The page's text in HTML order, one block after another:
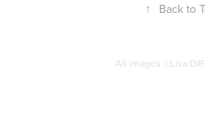
↑ Back to
All images ©Lisa